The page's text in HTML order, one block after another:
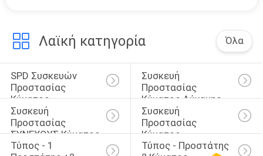
Προστασία
κύματος MOV
10
Λαϊκή κατηγορία Όλα
SPD Συσκευών
Προστασίας
Κύματος
Συσκευή
Προστασίας
Κύματος Δύναμης
Συσκευή
Προστασίας
ΣΥΝΕΧΟΥΣ Κύματος
Συσκευή
Προστασίας
Κύματος
Οδηγήσεων
Τύπος - 1
Τύπος - Προστάτης